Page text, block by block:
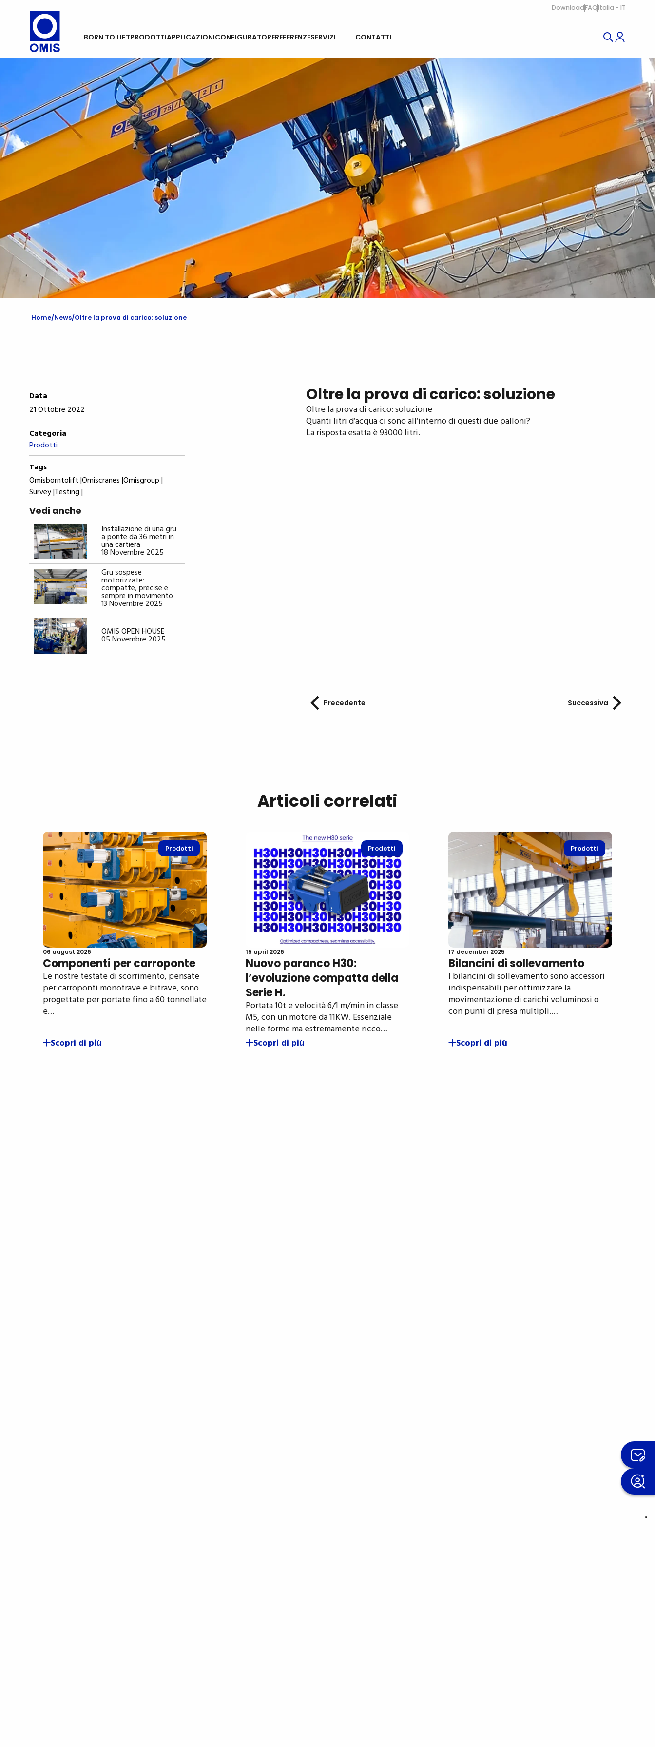
DownloadFAQ Italia - IT
BORN TO LIFTPRODOTTIAPPLICAZIONICONFIGURATOREREFERENZESERVIZI
CONTATTI
Home News Oltre la prova di carico: soluzione
Data
21 Ottobre 2022
Categoria
Prodotti
Tags
Omisborntolift |Omiscranes |Omisgroup |
Survey |Testing |
Vedi anche
Installazione di una gru
a ponte da 36 metri in
una cartiera
18 Novembre 2025
Gru sospese
motorizzate:
compatte, precise e
sempre in movimento
13 Novembre 2025
OMIS OPEN HOUSE
05 Novembre 2025
Oltre la prova di carico: soluzione
Oltre la prova di carico: soluzione
Quanti litri d’acqua ci sono all’interno di questi due palloni?
La risposta esatta è 93000 litri.
Precedente Successiva
Articoli correlati
Prodotti
06 august 2026
Componenti per carroponte
Le nostre testate di scorrimento, pensate
per carroponti monotrave e bitrave, sono
progettate per portate fino a 60 tonnellate
e…
Scopri di più
Prodotti
15 april 2026
Nuovo paranco H30:
l’evoluzione compatta della
Serie H.
Portata 10t e velocità 6/1 m/min in classe
M5, con un motore da 11KW. Essenziale
nelle forme ma estremamente ricco…
Scopri di più
Prodotti
17 december 2025
Bilancini di sollevamento
I bilancini di sollevamento sono accessori
indispensabili per ottimizzare la
movimentazione di carichi voluminosi o
con punti di presa multipli.…
Scopri di più